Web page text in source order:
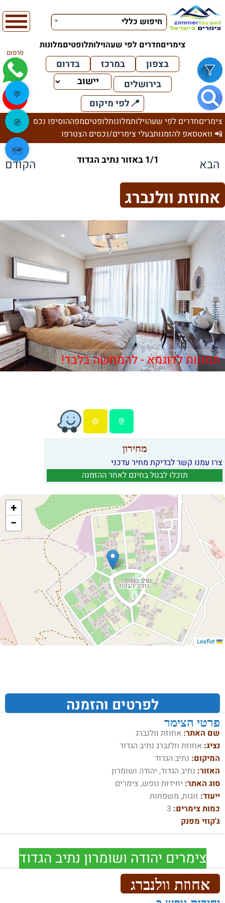
חיפוש כללי
צימריםחדרים לפי שעהוילותלופטיםמלונות
פרסום
בצפון במרכז
בדרום
בירושלים
📍לפי מיקום
צימריםחדרים לפי שעהוילותמלונותלופטיםמפההוסיפו נכס
📲 וואטסאפ להזמנותבעלי צימרים/נכסים הצטרפו
הבא 1/1 באזור נתיב הגדוד הקודם
אחוזת וולנברג
תמונות לדוגמא - להמחשה בלבד!
מחירון
צרו עמנו קשר לבדיקת מחיר עדכני
תוכלו לבטל בחינם לאחר ההזמנה
+
−
לפרטים והזמנה
פרטי הצימר
שם האתר: אחוזת וולנברג
נציג: אחוזת וולנברג נתיב הגדוד
המיקום: נתיב הגדוד
האזור: נתיב הגדוד, יהודה ושומרון
סוג האתר: יחידות נופש, צימרים
ייעוד: זוגות, משפחות
כמות צימרים: 3
ג'קוזי מפנק
צימרים יהודה ושומרון נתיב הגדוד
אחוזת וולנברג
💬
🧭
🗺️